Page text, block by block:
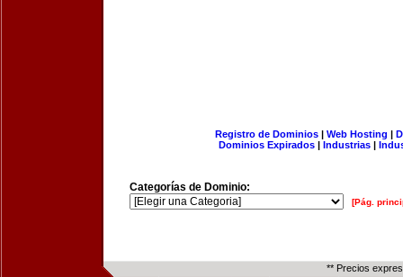
Registro de Dominios| Web Hosting |
Dominios Expirados | Industrias |
Categorías de Dominio:
[Pág.
** Precios